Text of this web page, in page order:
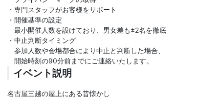
・専門スタッフがお客様をサポート
・開催基準の設定
最小開催人数を設けており、男女差も±2名を徹底
・中止判断タイミング
参加人数や会場都合により中止と判断した場合、
開始時刻の90分前までにご連絡いたします。
イベント説明
名古屋三越の屋上にある昔懐かし